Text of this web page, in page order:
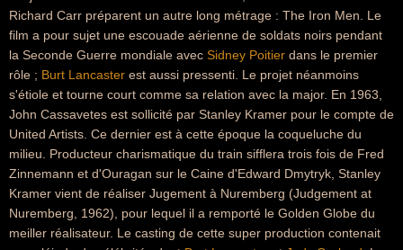
Richard Carr préparent un autre long métrage : The Iron Men. Le
film a pour sujet une escouade aérienne de soldats noirs pendant
la Seconde Guerre mondiale avec Sidney Poitier dans le premier
rôle ; Burt Lancaster est aussi pressenti. Le projet néanmoins
s'étiole et tourne court comme sa relation avec la major. En 1963,
John Cassavetes est sollicité par Stanley Kramer pour le compte de
United Artists. Ce dernier est à cette époque la coqueluche du
milieu. Producteur charismatique du train sifflera trois fois de Fred
Zinnemann et d'Ouragan sur le Caine d'Edward Dmytryk, Stanley
Kramer vient de réaliser Jugement à Nuremberg (Judgement at
Nuremberg, 1962), pour lequel il a remporté le Golden Globe du
meiller réalisateur. Le casting de cette super production contenait